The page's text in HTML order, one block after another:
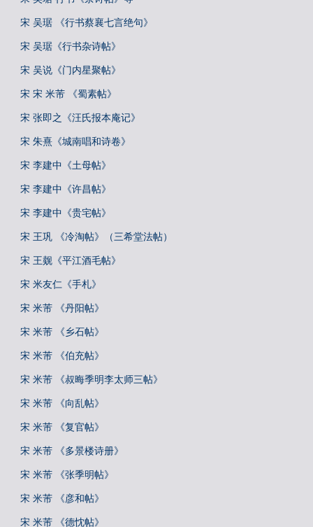
宋 吴琚 《行书蔡襄七言绝句》
宋 吴琚《行书杂诗帖》
宋 吴说《门内星聚帖》
宋 宋 米芾 《蜀素帖》
宋 张即之《汪氏报本庵记》
宋 朱熹《城南唱和诗卷》
宋 李建中《土母帖》
宋 李建中《许昌帖》
宋 李建中《贵宅帖》
宋 王巩 《冷淘帖》（三希堂法帖）
宋 王觌《平江酒毛帖》
宋 米友仁《手札》
宋 米芾 《丹阳帖》
宋 米芾 《乡石帖》
宋 米芾 《伯充帖》
宋 米芾 《叔晦季明李太师三帖》
宋 米芾 《向乱帖》
宋 米芾 《复官帖》
宋 米芾 《多景楼诗册》
宋 米芾 《张季明帖》
宋 米芾 《彦和帖》
宋 米芾 《德忱帖》